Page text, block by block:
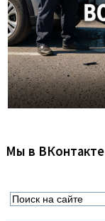
Мы в ВКонтакте